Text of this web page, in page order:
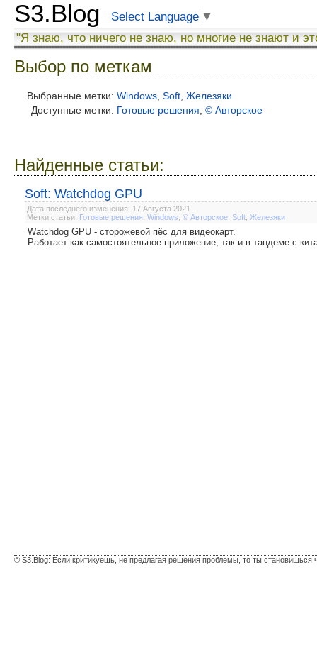
S3.Blog Select Language ▼
"Я знаю, что ничего не знаю, но многие не знают и
Выбор по меткам
Выбранные метки: Windows Soft Железяки
Доступные метки: Готовые решения © Авторское
Найденные статьи:
Soft: Watchdog GPU
Дата последнего изменения: 17 Августа 2021
Метки статьи: Готовые решения Windows © Авторское Soft Железяки
Watchdog GPU - сторожевой пёс для видеокарт.
Работает как самостоятельное приложение, так и в тандеме с
© S3.Blog: Если критикуешь, не предлагая решения проблемы, то ты становишься